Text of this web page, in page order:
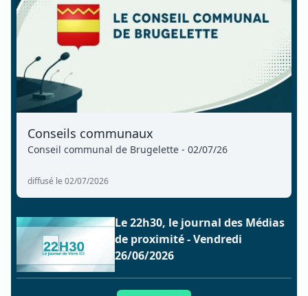
Conseils communaux
Conseil communal de Brugelette - 02/07/26
diffusé le 02/07/2026
Le 22h30, le journal des Médias
de proximité - Vendredi
26/06/2026